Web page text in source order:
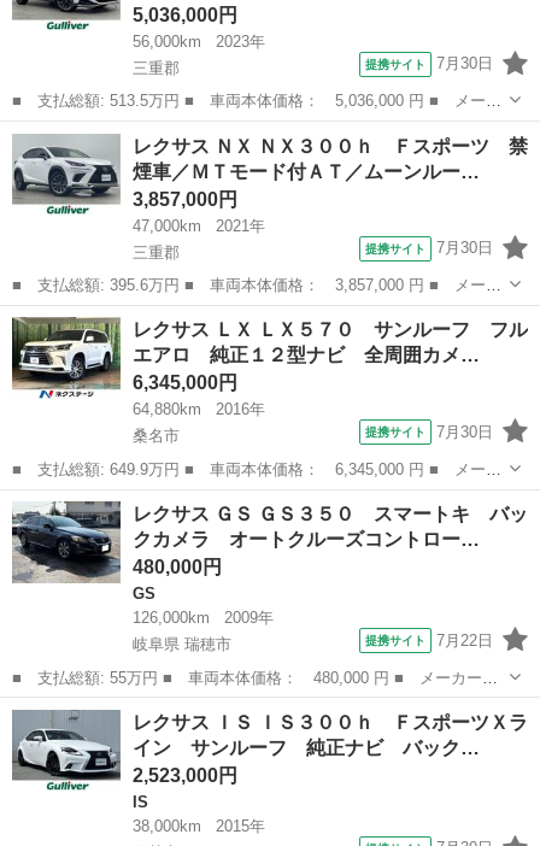
5,036,000円
56,000km
2023年
三重郡
提携サイト 7月30日
■ 支払総額: 513.5万円 ■ 車両本体価格： 5,036,000 円 ■ メーカ
ー名： レクサス ■ 車種名： ＮＸ ■ グレード名： ＮＸ３５０
ｈ Ｆスポーツ 禁煙車／レクサスセーフティシステム＋／純正１４
インチナ...
三重 三重郡 レクサス
レクサス ＮＸ ＮＸ３００ｈ Ｆスポーツ 禁
煙車／ＭＴモード付ＡＴ／ムーンルー…
3,857,000円
47,000km
2021年
三重郡
提携サイト 7月30日
■ 支払総額: 395.6万円 ■ 車両本体価格： 3,857,000 円 ■ メーカ
ー名： レクサス ■ 車種名： ＮＸ ■ グレード名： ＮＸ３００
ｈ Ｆスポーツ 禁煙車／ＭＴモード付ＡＴ／ムーンルーフ／レクサ
スセーフ...
三重 三重郡 レクサス
レクサス ＬＸ ＬＸ５７０ サンルーフ フル
エアロ 純正１２型ナビ 全周囲カメ…
6,345,000円
64,880km
2016年
桑名市
提携サイト 7月30日
■ 支払総額: 649.9万円 ■ 車両本体価格： 6,345,000 円 ■ メーカ
ー名： レクサス ■ 車種名： ＬＸ ■ グレード名： ＬＸ５７
０ サンルーフ フルエアロ 純正１２型ナビ 全周囲カメラ 衝突
被害軽減シ...
三重 桑名市 レクサス
レクサス ＧＳ ＧＳ３５０ スマートキ バッ
クカメラ オートクルーズコントロー…
480,000円
GS
126,000km
2009年
岐阜県 瑞穂市
提携サイト 7月22日
■ 支払総額: 55万円 ■ 車両本体価格： 480,000 円 ■ メーカー
名： レクサス ■ 車種名： ＧＳ ■ グレード名： ＧＳ３５０
スマートキ バックカメラ オートクルーズコントロール パワーシ
ート ナビ パワ...
岐阜 瑞穂市 GS
レクサス ＩＳ ＩＳ３００ｈ ＦスポーツＸラ
イン サンルーフ 純正ナビ バック…
2,523,000円
IS
38,000km
2015年